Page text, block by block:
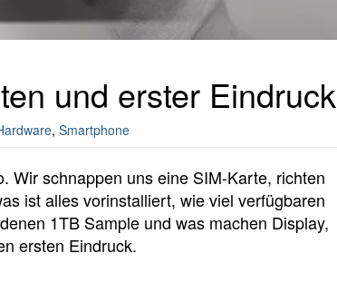
und erster Eindruck
, Smartphone
Wir schnappen uns eine SIM-Karte, richten
ist alles vorinstalliert, wie viel verfügbaren
1TB Sample und was machen Display,
ersten Eindruck.